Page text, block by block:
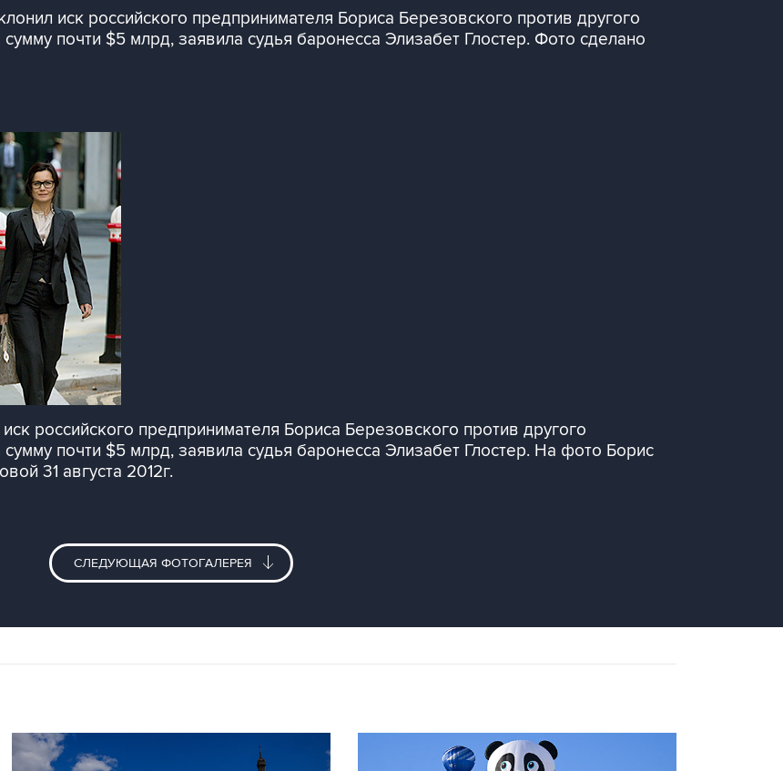
иск российского предпринимателя Бориса Березовского против другого
почти $5 млрд, заявила судья баронесса Элизабет Глостер. Фото сделано
российского предпринимателя Бориса Березовского против другого
почти $5 млрд, заявила судья баронесса Элизабет Глостер. На фото Борис
31 августа 2012г.
СЛЕДУЮЩАЯ ФОТОГАЛЕРЕЯ